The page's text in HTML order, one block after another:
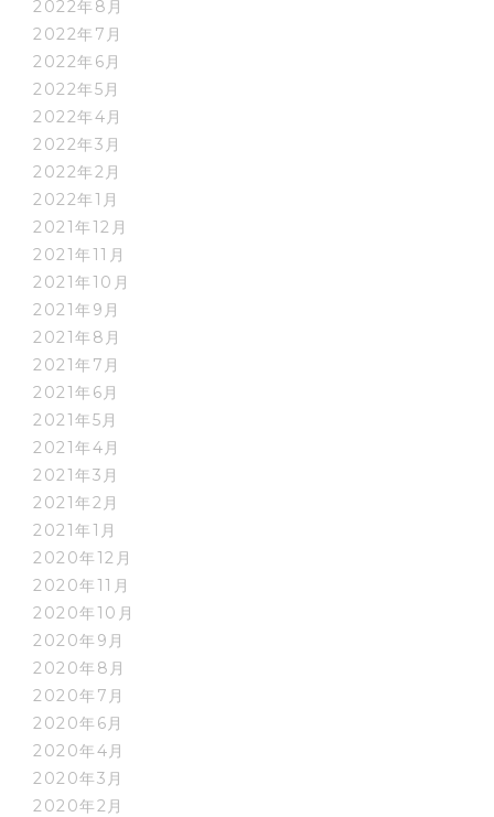
2022年8月
2022年7月
2022年6月
2022年5月
2022年4月
2022年3月
2022年2月
2022年1月
2021年12月
2021年11月
2021年10月
2021年9月
2021年8月
2021年7月
2021年6月
2021年5月
2021年4月
2021年3月
2021年2月
2021年1月
2020年12月
2020年11月
2020年10月
2020年9月
2020年8月
2020年7月
2020年6月
2020年4月
2020年3月
2020年2月